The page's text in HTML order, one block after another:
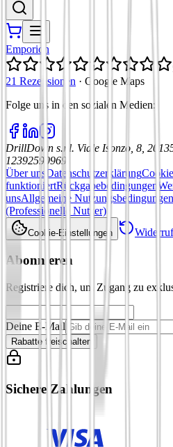
Emporion
21 Rezensionen · Google Maps
Folge uns in den sozialen Medien:
DrillDown s.r.l. Viale Isonzo, 8,
12392590969
Über uns Datenschutzerklärung
funktioniertRückgabebedingungen
unsAllgemeine
(Professionelle Nutzer)
Cookie-Einstellungen
Abonnieren
Registriere dich, um Zugang zu
Deine E-Mail
Rabatte freischalten
Sichere Zahlungen